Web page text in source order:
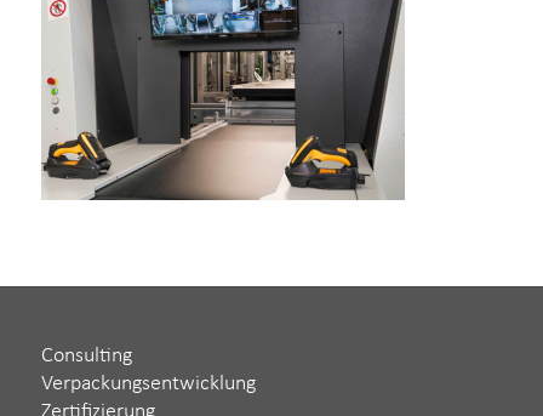
Consulting
Verpackungsentwicklung